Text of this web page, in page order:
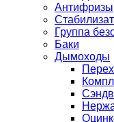
Антифризы
Группа
Баки
Дымоходы